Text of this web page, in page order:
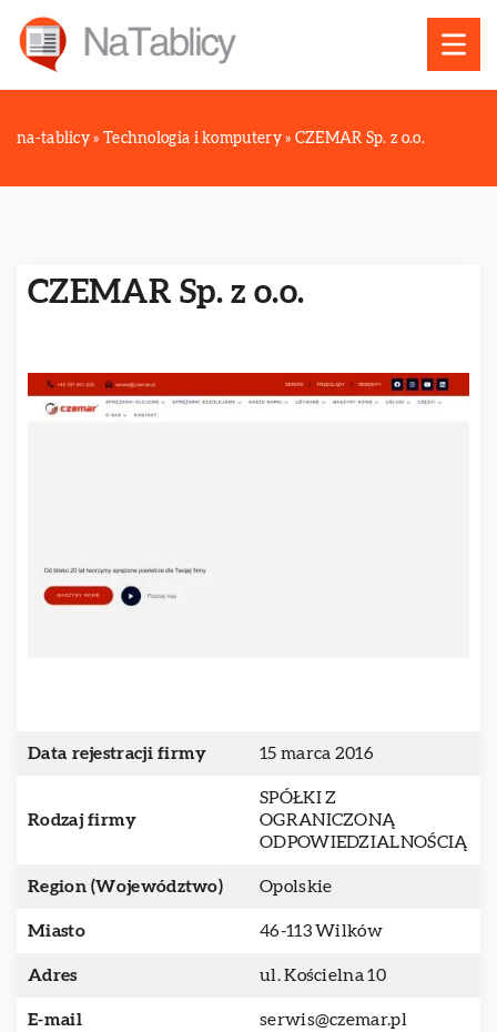
na-tablicy » Technologia i komputery» CZEMAR Sp. z o.o.
CZEMAR Sp. z o.o.
Data rejestracji firmy 15 marca 2016
Rodzaj firmy
SPÓŁKI Z
OGRANICZONĄ
ODPOWIEDZIALNOŚCIĄ
Region (Województwo) Opolskie
Miasto 46-113 Wilków
Adres ul. Kościelna 10
E-mail serwis@czemar.pl